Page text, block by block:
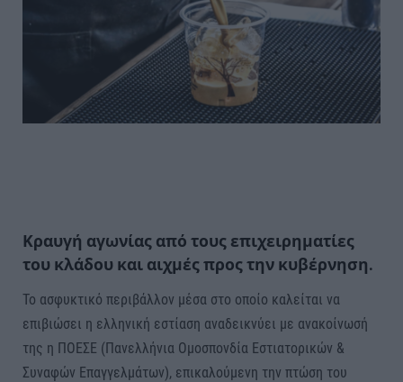
Κραυγή αγωνίας από τους επιχειρηματίες
του κλάδου και αιχμές προς την κυβέρνηση.
Το ασφυκτικό περιβάλλον μέσα στο οποίο καλείται να
επιβιώσει η ελληνική εστίαση αναδεικνύει με ανακοίνωσή
της η ΠΟΕΣΕ (Πανελλήνια Ομοσπονδία Εστιατορικών &
Συναφών Επαγγελμάτων), επικαλούμενη την πτώση του